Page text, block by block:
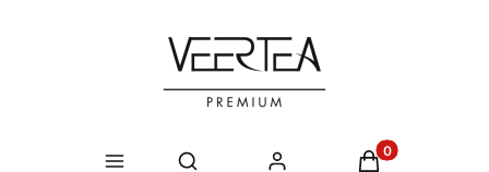
Otwórz wyszukiwarkę Produkty w